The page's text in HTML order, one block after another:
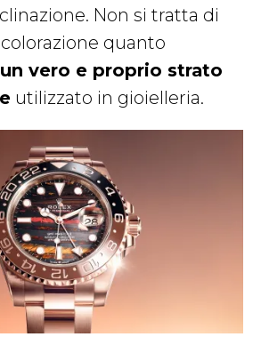
Non si tratta di
quanto
un vero e proprio strato
utilizzato in gioielleria.